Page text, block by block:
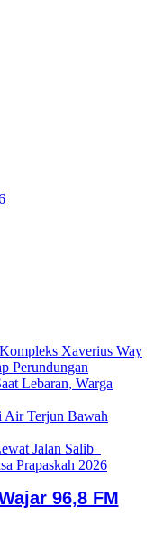
Xaverius Way
Perundungan
Lebaran, Warga
Air Terjun Bawah
Jalan Salib
Prapaskah 2026
96,8 FM